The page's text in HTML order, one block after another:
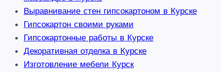
Выравнивание стен гипсокартоном в Курске
Гипсокартон своими руками
Гипсокартонные работы в Курске
Декоративная отделка в Курске
Изготовление мебели Курск